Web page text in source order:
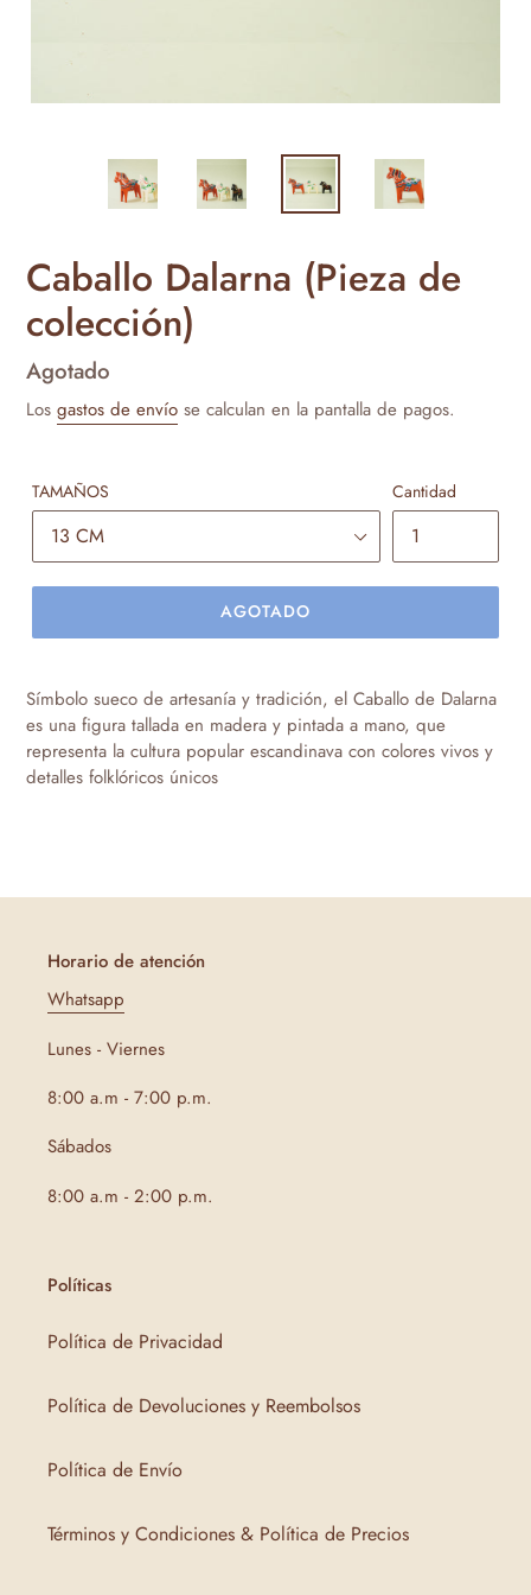
Caballo Dalarna (Pieza de
colección)
Precio
habitual
Agotado
Los gastos de envío se calculan en la pantalla de pagos.
TAMAÑOS Cantidad
AGOTADO
el
producto
a
tu
carrito
Símbolo sueco de artesanía y tradición, el Caballo de Dalarna
es una figura tallada en madera y pintada a mano, que
representa la cultura popular escandinava con colores vivos y
detalles folklóricos únicos
Horario de atención
Whatsapp
Lunes - Viernes
8:00 a.m - 7:00 p.m.
Sábados
8:00 a.m - 2:00 p.m.
Políticas
Política de Privacidad
Política de Devoluciones y Reembolsos
Política de Envío
Términos y Condiciones & Política de Precios